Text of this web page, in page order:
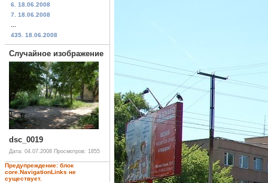
6. 18.06.2008
7. 18.06.2008
435. 18.06.2008
Случайное изображение
dsc_0019
Дата: 04.07.2008 Просмотров: 1855
Предупреждение: блок
core.NavigationLinks не
существует.